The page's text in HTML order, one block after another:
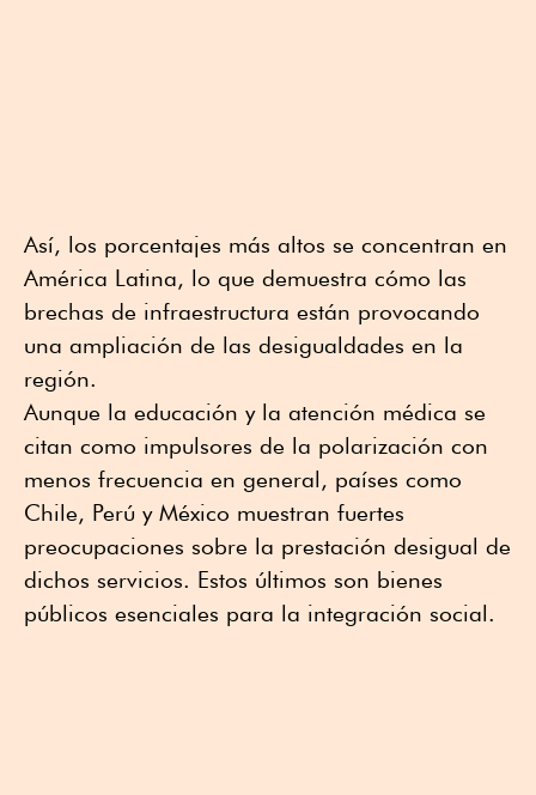
Así, los porcentajes más altos se concentran en
América Latina, lo que demuestra cómo las
brechas de infraestructura están provocando
una ampliación de las desigualdades en la
región.
Aunque la educación y la atención médica se
citan como impulsores de la polarización con
menos frecuencia en general, países como
Chile, Perú y México muestran fuertes
preocupaciones sobre la prestación desigual de
dichos servicios. Estos últimos son bienes
públicos esenciales para la integración social.